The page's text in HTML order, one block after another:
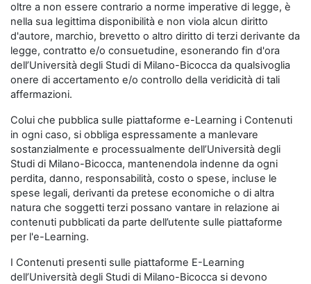
oltre a non essere contrario a norme imperative di legge, è
nella sua legittima disponibilità e non viola alcun diritto
d'autore, marchio, brevetto o altro diritto di terzi derivante da
legge, contratto e/o consuetudine, esonerando fin d'ora
dell’Università degli Studi di Milano-Bicocca da qualsivoglia
onere di accertamento e/o controllo della veridicità di tali
affermazioni.
Colui che pubblica sulle piattaforme e-Learning i Contenuti
in ogni caso, si obbliga espressamente a manlevare
sostanzialmente e processualmente dell’Università degli
Studi di Milano-Bicocca, mantenendola indenne da ogni
perdita, danno, responsabilità, costo o spese, incluse le
spese legali, derivanti da pretese economiche o di altra
natura che soggetti terzi possano vantare in relazione ai
contenuti pubblicati da parte dell’utente sulle piattaforme
per l'e-Learning.
I Contenuti presenti sulle piattaforme E-Learning
dell’Università degli Studi di Milano-Bicocca si devono